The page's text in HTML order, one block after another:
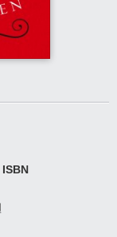
ISBN